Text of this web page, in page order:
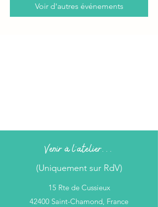
Voir d'autres événements
Venir à l'atelier...
(Uniquement sur RdV)
15 Rte de Cussieux
42400 Saint-Chamond, France